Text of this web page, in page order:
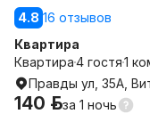
4.8 16 отзывов
Квартира
Квартира4 гостя1
Правды ул, 35А,
140 р.за 1 ночь